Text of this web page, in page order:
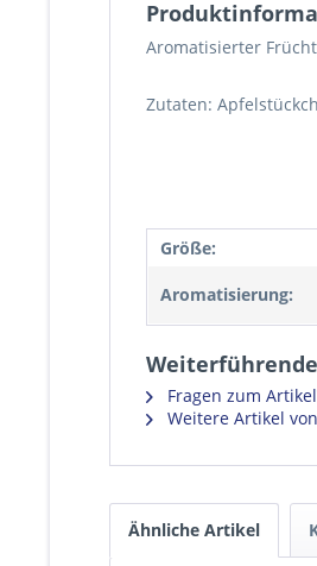
Aromatisierter
Zutaten:
Größe:
Aromatisierung:
Fragen zum
Weitere Artikel
Ähnliche Artikel